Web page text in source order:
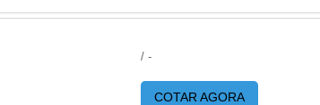
/ -
COTAR AGORA